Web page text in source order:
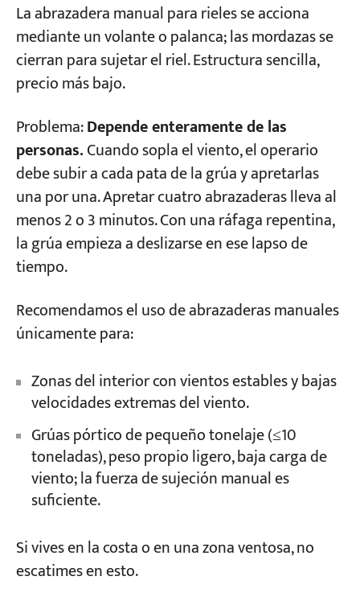
La abrazadera manual para rieles se acciona
mediante un volante o palanca; las mordazas se
cierran para sujetar el riel. Estructura sencilla,
precio más bajo.
Problema:Depende enteramente de las
personas.Cuando sopla el viento, el operario
debe subir a cada pata de la grúa y apretarlas
una por una. Apretar cuatro abrazaderas lleva al
menos 2 o 3 minutos. Con una ráfaga repentina,
la grúa empieza a deslizarse en ese lapso de
tiempo.
Recomendamos el uso de abrazaderas manuales
únicamente para:
Zonas del interior con vientos estables y bajas
velocidades extremas del viento.
Grúas pórtico de pequeño tonelaje (≤10
toneladas), peso propio ligero, baja carga de
viento; la fuerza de sujeción manual es
suficiente.
Si vives en la costa o en una zona ventosa, no
escatimes en esto.